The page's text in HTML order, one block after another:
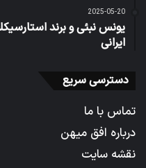
2025-05-20
یونس نبئی و برند
ایرانی
دسترسی سریع
تماس با ما
درباره افق میهن
نقشه سایت